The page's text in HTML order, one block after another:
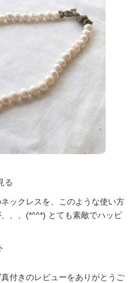
る
ックレスを、このような使い方
、、(*^^*) とても素敵でハッピ
付きのレビューをありがとうご